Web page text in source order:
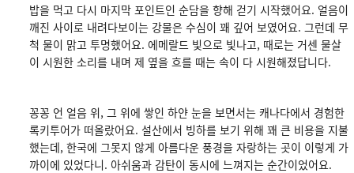
밥을 먹고 다시 마지막 포인트인 순담을 향해 걷기 시작했어요. 얼음이
깨진 사이로 내려다보이는 강물은 수심이 꽤 깊어 보였어요. 그런데 무
척 물이 맑고 투명했어요. 에메랄드 빛으로 빛나고, 때로는 거센 물살
이 시원한 소리를 내며 제 옆을 흐를 때는 속이 다 시원해졌답니다.
꽁꽁 언 얼음 위, 그 위에 쌓인 하얀 눈을 보면서는 캐나다에서 경험한
록키투어가 떠올랐어요. 설산에서 빙하를 보기 위해 꽤 큰 비용을 지불
했는데, 한국에 그못지 않게 아름다운 풍경을 자랑하는 곳이 이렇게 가
까이에 있었다니. 아쉬움과 감탄이 동시에 느껴지는 순간이었어요.